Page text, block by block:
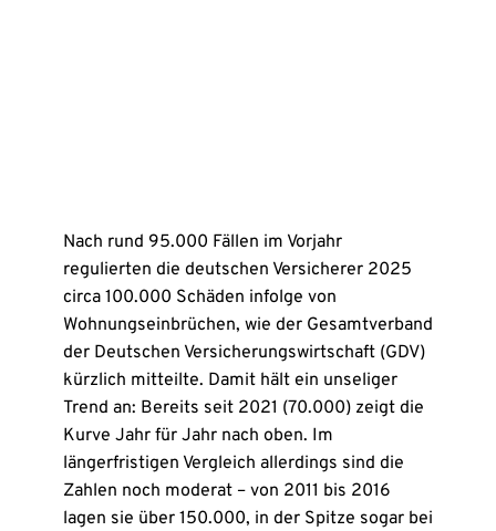
Nach rund 95.000 Fällen im Vorjahr
regulierten die deutschen Versicherer 2025
circa 100.000 Schäden infolge von
Wohnungseinbrüchen, wie der Gesamtverband
der Deutschen Versicherungswirtschaft (GDV)
kürzlich mitteilte. Damit hält ein unseliger
Trend an: Bereits seit 2021 (70.000) zeigt die
Kurve Jahr für Jahr nach oben. Im
längerfristigen Vergleich allerdings sind die
Zahlen noch moderat – von 2011 bis 2016
lagen sie über 150.000, in der Spitze sogar bei